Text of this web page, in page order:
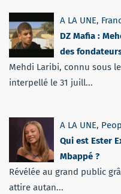
A LA UNE,
DZ Mafia :
des
Mehdi Laribi, connu sous
interpellé le 31 juill...
A LA UNE,
Qui est Ester
Mbappé ?
Révélée au grand public
attire autan...